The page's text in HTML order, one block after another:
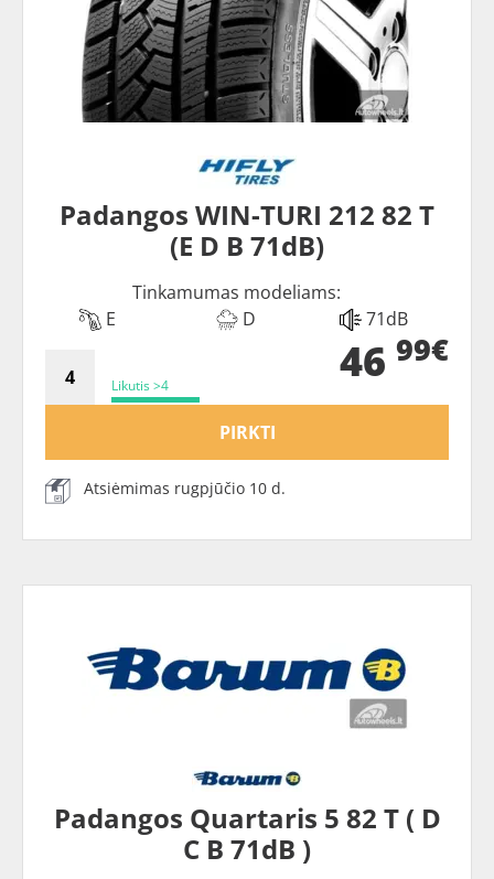
Padangos WIN-TURI 212 82 T
(E D B 71dB)
Tinkamumas modeliams:
E
D 71dB
Likutis >4 46 99€
PIRKTI
Atsiėmimas rugpjūčio 10 d.
Padangos Quartaris 5 82 T ( D
C B 71dB )